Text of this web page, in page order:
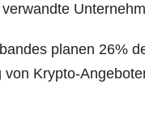
pla­nen 26%
Kryp­to-